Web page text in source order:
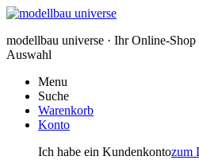
modellbau universe · Ihr Online-
Auswahl
Menu
Suche
Warenkorb
Konto
Ich habe ein Kundenkontozum